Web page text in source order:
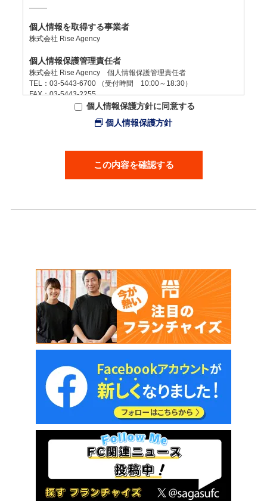
個人情報を取得する事業者
株式会社 Rise Agency
個人情報保護管理責任者
株式会社 Rise Agency 個人情報保護管理責任者
TEL：03‐5443‐6700 （受付時間 10:00～18:30）
FAX：03‐5443‐2255
個人情報の利用目的
資料送付、説明会予約、メルマガ、ウェビナー告知に利用し、そ
個人情報の取り扱いの委託及び提供
弊社の業務の全部または一部を外部に業務委託する際、弊社は個
必要事項のご提供をいただけない場合、お問い合わせついて当社
からご提案・ご提供できる事項が限られますので予めご了承くだ
さい。
保有個人データの開示等および問い合わせ窓口
ご本人からの求めにより、当社が保有する保有個人データに関す
る開示、利用目的の通知、内容の訂正・追加または削除、利用停
開示等に応ずる窓口は、上記「個人情報保護管理責任者」を参照
してください。
個人情報保護方針に同意する
個人情報保護方針
この内容を確認する